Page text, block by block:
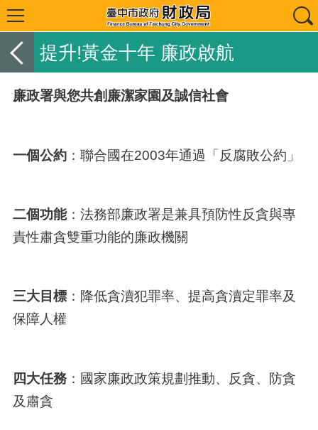
提升!黃金十年 廉政啟航
廉政署與您共創廉潔家園及誠信社會
一個公約：聯合國在2003年通過「反腐敗公約」
二個功能：法務部廉政署是兼具預防性反貪與專
責性肅貪雙重功能的廉政機關
三大目標：降低貪瀆犯罪率、提高貪瀆定罪率及
保障人權
四大任務：國家廉政政策規劃推動、反貪、防貪
及肅貪